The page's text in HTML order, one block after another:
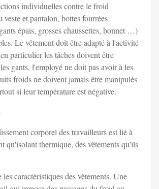
individuelles contre le froid
et pantalon, bottes fourrées
épais, grosses chaussettes, bonnet …)
Le vêtement doit être adapté à l'activité
particulier les tâches doivent être
gants, l'employé ne doit pas avoir à les
froids ne doivent jamais être manipulés
si leur température est négative.
corporel des travailleurs est lié à
qu'isolant thermique, des vêtements qu'ils
caractéristiques des vêtements. Une